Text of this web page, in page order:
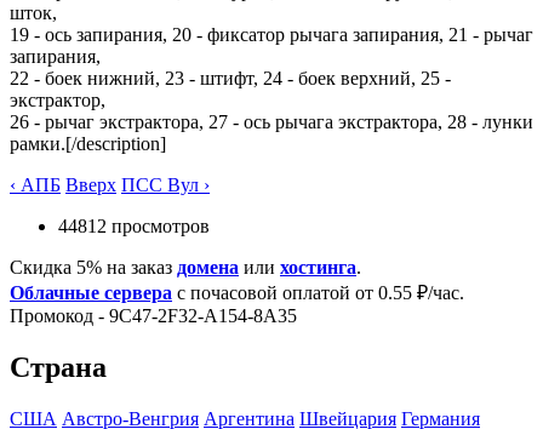
шток,
19 - ось запирания, 20 - фиксатор рычага запирания, 21 - рычаг
запирания,
22 - боек нижний, 23 - штифт, 24 - боек верхний, 25 -
экстрактор,
26 - рычаг экстрактора, 27 - ось рычага экстрактора, 28 - лунки
рамки.[/description]
‹ АПБ Вверх ПСС Вул ›
44812 просмотров
Скидка 5% на заказ домена или хостинга.
Облачные сервера с почасовой оплатой от 0.55 ₽/час.
Промокод - 9C47-2F32-A154-8A35
Страна
США Австро-Венгрия Аргентина Швейцария Германия